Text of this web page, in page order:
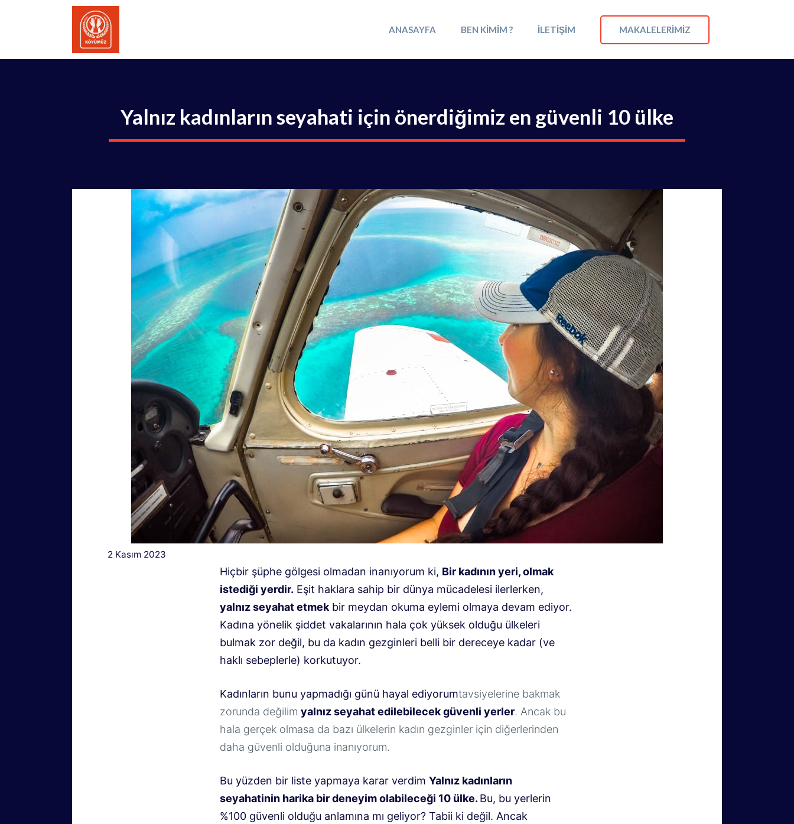
ANASAYFA BEN KIMIM ? İLETIŞIM MAKALELERIMIZ
Yalnız kadınların seyahati için önerdiğimiz en güvenli 10 ülke
2 Kasım 2023
Hiçbir şüphe gölgesi olmadan inanıyorum ki, Bir kadının yeri, olmak
istediği yerdir. Eşit haklara sahip bir dünya mücadelesi ilerlerken,
yalnız seyahat etmekbir meydan okuma eylemi olmaya devam ediyor.
Kadına yönelik şiddet vakalarının hala çok yüksek olduğu ülkeleri
bulmak zor değil, bu da kadın gezginleri belli bir dereceye kadar (ve
haklı sebeplerle) korkutuyor.
Kadınların bunu yapmadığı günü hayal ediyorumtavsiyelerine bakmak
zorunda değilim yalnız seyahat edilebilecek güvenli yerler. Ancak bu
hala gerçek olmasa da bazı ülkelerin kadın gezginler için diğerlerinden
daha güvenli olduğuna inanıyorum.
Bu yüzden bir liste yapmaya karar verdim Yalnız kadınların
seyahatinin harika bir deneyim olabileceği 10 ülke. Bu, bu yerlerin
%100 güvenli olduğu anlamına mı geliyor? Tabii ki değil. Ancak